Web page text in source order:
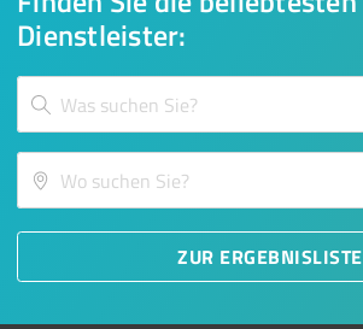
Dienstleister:
ZUR ERGEBNISLISTE